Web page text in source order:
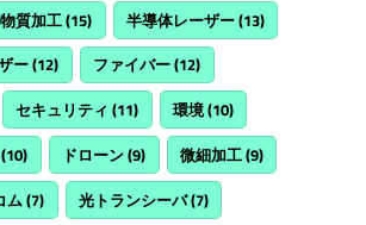
物質加工(15) 半導体レーザー(13)
ー(12) ファイバー(12)
セキュリティ (11) 環境(10)
(10) ドローン(9) 微細加工(9)
ム(7) 光トランシーバ(7)